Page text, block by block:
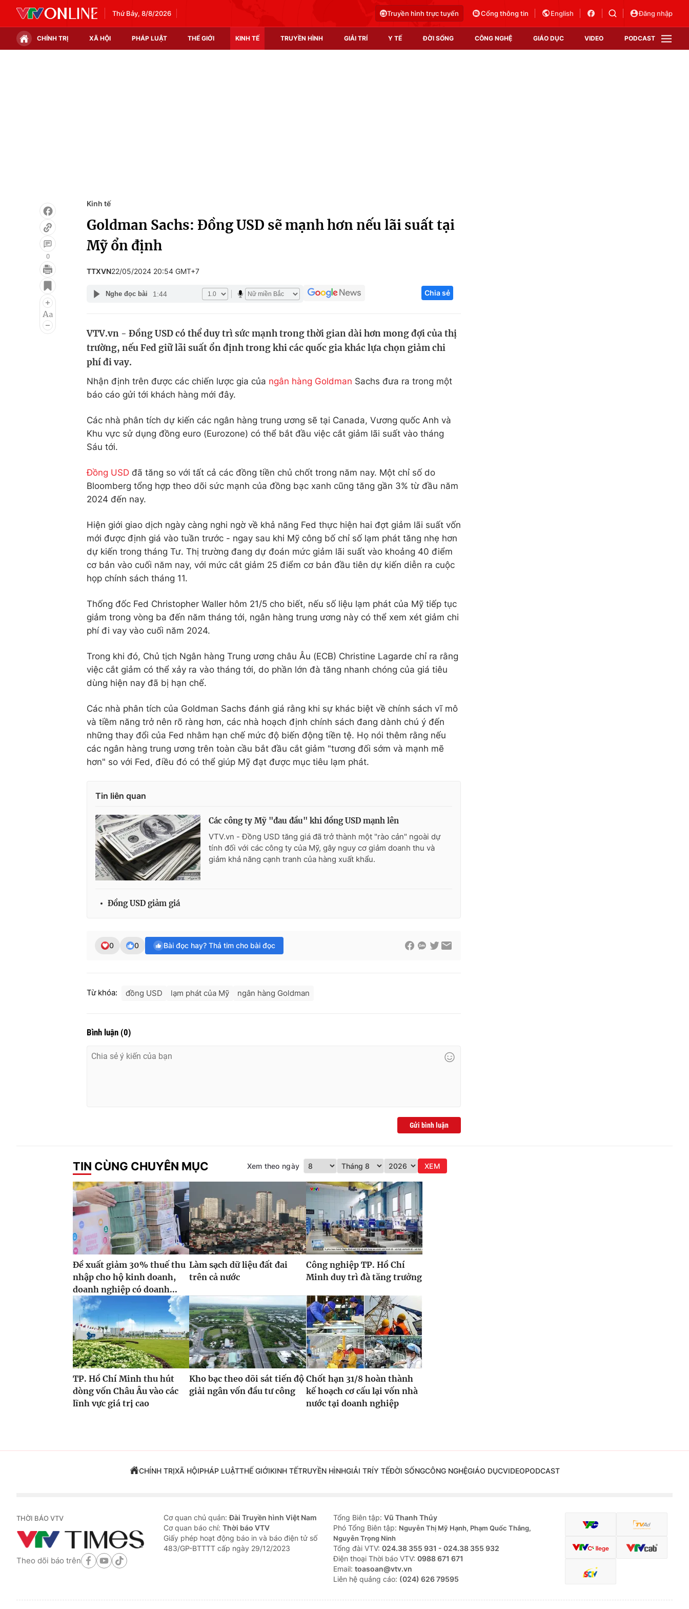
Thứ Bảy, 8/8/2026 Truyền hình trực tuyến Cổng thông tin English Đăng nhập
CHÍNH TRỊ XÃ HỘI PHÁP LUẬT THẾ GIỚI KINH TẾ TRUYỀN HÌNH GIẢI TRÍ Y TẾ ĐỜI SỐNG CÔNG NGHỆ GIÁO DỤC VIDEO PODCAST
Infographic
Điện ảnh
Âm nhạc
Du lịch
Chất lượng cuộc sống
Tuyển sinh
Hitech Công nghệ tương lai
Thị trường
0
Kinh tế
Goldman Sachs: Đồng USD sẽ mạnh hơn nếu lãi suất tại
Mỹ ổn định
TTXVN22/05/2024 20:54 GMT+7
Nghe đọc bài 1:44 Chia sẻ
VTV.vn - Đồng USD có thể duy trì sức mạnh trong thời gian dài hơn mong đợi của thị
trường, nếu Fed giữ lãi suất ổn định trong khi các quốc gia khác lựa chọn giảm chi
phí đi vay.
Nhận định trên được các chiến lược gia của ngân hàng Goldman Sachs đưa ra trong một
báo cáo gửi tới khách hàng mới đây.
Các nhà phân tích dự kiến các ngân hàng trung ương sẽ tại Canada, Vương quốc Anh và
Khu vực sử dụng đồng euro (Eurozone) có thể bắt đầu việc cắt giảm lãi suất vào tháng
Sáu tới.
Đồng USD đã tăng so với tất cả các đồng tiền chủ chốt trong năm nay. Một chỉ số do
Bloomberg tổng hợp theo dõi sức mạnh của đồng bạc xanh cũng tăng gần 3% từ đầu năm
2024 đến nay.
Hiện giới giao dịch ngày càng nghi ngờ về khả năng Fed thực hiện hai đợt giảm lãi suất vốn
mới được định giá vào tuần trước - ngay sau khi Mỹ công bố chỉ số lạm phát tăng nhẹ hơn
dự kiến trong tháng Tư. Thị trường đang dự đoán mức giảm lãi suất vào khoảng 40 điểm
cơ bản vào cuối năm nay, với mức cắt giảm 25 điểm cơ bản đầu tiên dự kiến diễn ra cuộc
họp chính sách tháng 11.
Thống đốc Fed Christopher Waller hôm 21/5 cho biết, nếu số liệu lạm phát của Mỹ tiếp tục
giảm trong vòng ba đến năm tháng tới, ngân hàng trung ương này có thể xem xét giảm chi
phí đi vay vào cuối năm 2024.
Trong khi đó, Chủ tịch Ngân hàng Trung ương châu Âu (ECB) Christine Lagarde chỉ ra rằng
việc cắt giảm có thể xảy ra vào tháng tới, do phần lớn đà tăng nhanh chóng của giá tiêu
dùng hiện nay đã bị hạn chế.
Các nhà phân tích của Goldman Sachs đánh giá rằng khi sự khác biệt về chính sách vĩ mô
và tiềm năng trở nên rõ ràng hơn, các nhà hoạch định chính sách đang dành chú ý đến
những thay đổi của Fed nhằm hạn chế mức độ biến động tiền tệ. Họ nói thêm rằng nếu
các ngân hàng trung ương trên toàn cầu bắt đầu cắt giảm "tương đối sớm và mạnh mẽ
hơn" so với Fed, điều đó có thể giúp Mỹ đạt được mục tiêu lạm phát.
Tin liên quan
Các công ty Mỹ "đau đầu" khi đồng USD mạnh lên
VTV.vn - Đồng USD tăng giá đã trở thành một "rào cản" ngoài dự
tính đối với các công ty của Mỹ, gây nguy cơ giảm doanh thu và
giảm khả năng cạnh tranh của hàng xuất khẩu.
Đồng USD giảm giá
0 0 Bài đọc hay? Thả tim cho bài đọc
Từ khóa: đồng USD lạm phát của Mỹ ngân hàng Goldman
Bình luận (0)
Gửi bình luận
TIN CÙNG CHUYÊN MỤC Xem theo ngày XEM
Đề xuất giảm 30% thuế thu
nhập cho hộ kinh doanh,
doanh nghiệp có doanh...
Làm sạch dữ liệu đất đai
trên cả nước
Công nghiệp TP. Hồ Chí
Minh duy trì đà tăng trưởng
TP. Hồ Chí Minh thu hút
dòng vốn Châu Âu vào các
lĩnh vực giá trị cao
Kho bạc theo dõi sát tiến độ
giải ngân vốn đầu tư công
Chốt hạn 31/8 hoàn thành
kế hoạch cơ cấu lại vốn nhà
nước tại doanh nghiệp
CHÍNH TRỊXÃ HỘIPHÁP LUẬTTHẾ GIỚIKINH TẾTRUYỀN HÌNHGIẢI TRÍY TẾĐỜI SỐNGCÔNG NGHỆGIÁO DỤCVIDEOPODCAST
THỜI BÁO VTV
Theo dõi báo trên
Cơ quan chủ quản:Đài Truyền hình Việt Nam
Cơ quan báo chí: Thời báo VTV
Giấy phép hoạt động báo in và báo điện tử số
483/GP-BTTTT cấp ngày 29/12/2023
Tổng Biên tập: Vũ Thanh Thủy
Phó Tổng Biên tập: Nguyễn Thị Mỹ Hạnh, Phạm Quốc Thắng,
Nguyễn Trọng Ninh
Tổng đài VTV: 024.38 355 931 - 024.38 355 932
Ðiện thoại Thời báo VTV: 0988 671 671
Email: toasoan@vtv.vn
Liên hệ quảng cáo: (024) 626 79595